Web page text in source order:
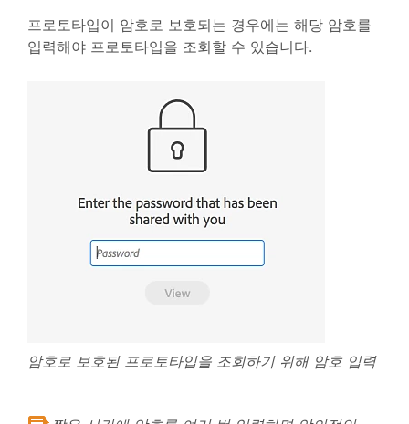
프로토타입이 암호로 보호되는 경우에는 해당 암호를
입력해야 프로토타입을 조회할 수 있습니다.
암호로 보호된 프로토타입을 조회하기 위해 암호 입력